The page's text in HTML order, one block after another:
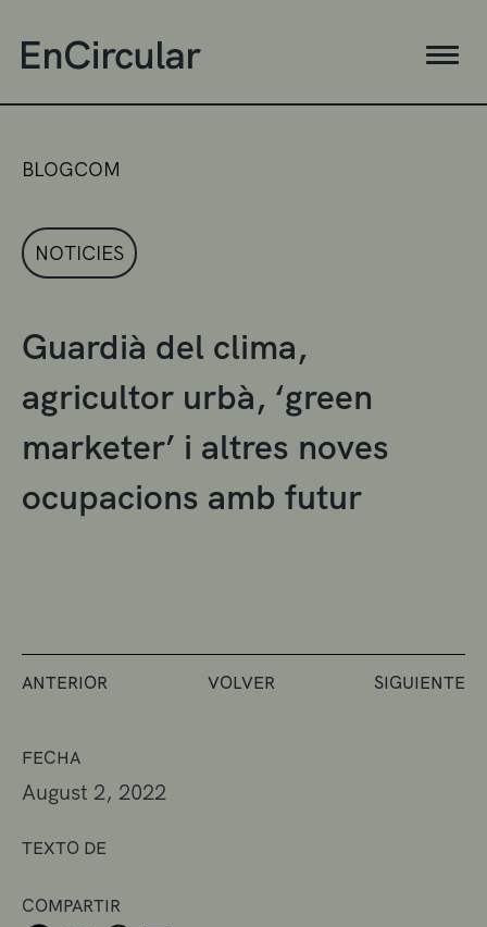
FECHA
August 2, 2022
TEXTO DE
COMPARTIR
BLOGCOM
NOTICIES
Guardià del clima,
agricultor urbà, ‘green
marketer’ i altres noves
ocupacions amb futur
ANTERIOR VOLVER SIGUIENTE